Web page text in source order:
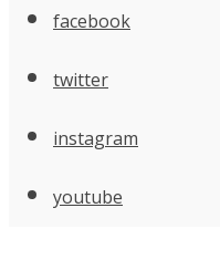
facebook
twitter
instagram
youtube